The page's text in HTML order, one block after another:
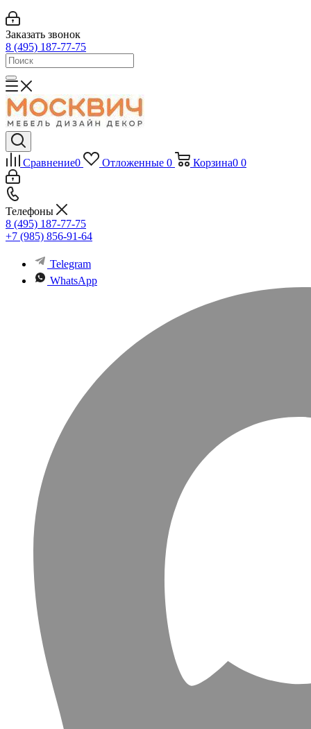
Заказать звонок
8 (495) 187-77-75
Сравнение0 Отложенные 0 Корзина0 0
Телефоны
8 (495) 187-77-75
+7 (985) 856-91-64
Telegram
WhatsApp